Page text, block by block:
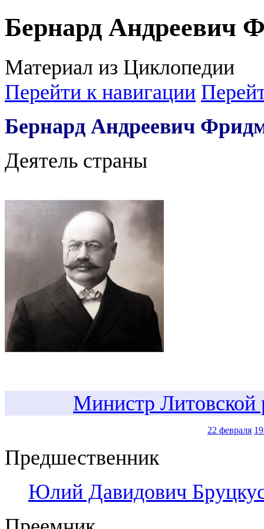
Бернард Андреевич
Материал из Циклопедии
Перейти к навигации
Бернард Андреевич
Деятель страны
Министр Литовской
22 февраля
Предшественник
Юлий Давидович